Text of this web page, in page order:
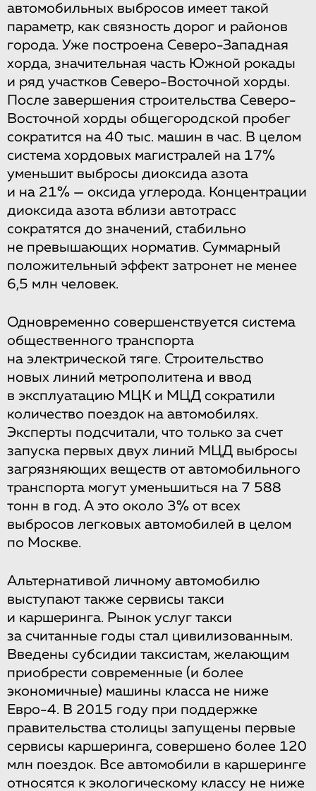
автомобильных выбросов имеет такой
параметр, как связность дорог и районов
города. Уже построена Северо-Западная
хорда, значительная часть Южной рокады
и ряд участков Северо-Восточной хорды.
После завершения строительства Северо-
Восточной хорды общегородской пробег
сократится на 40 тыс. машин в час. В целом
система хордовых магистралей на 17%
уменьшит выбросы диоксида азота
и на 21% — оксида углерода. Концентрации
диоксида азота вблизи автотрасс
сократятся до значений, стабильно
не превышающих норматив. Суммарный
положительный эффект затронет не менее
6,5 млн человек.
Одновременно совершенствуется система
общественного транспорта
на электрической тяге. Строительство
новых линий метрополитена и ввод
в эксплуатацию МЦК и МЦД сократили
количество поездок на автомобилях.
Эксперты подсчитали, что только за счет
запуска первых двух линий МЦД выбросы
загрязняющих веществ от автомобильного
транспорта могут уменьшиться на 7 588
тонн в год. А это около 3% от всех
выбросов легковых автомобилей в целом
по Москве.
Альтернативой личному автомобилю
выступают также сервисы такси
и каршеринга. Рынок услуг такси
за считанные годы стал цивилизованным.
Введены субсидии таксистам, желающим
приобрести современные (и более
экономичные) машины класса не ниже
Евро-4. В 2015 году при поддержке
правительства столицы запущены первые
сервисы каршеринга, совершено более 120
млн поездок. Все автомобили в каршеринге
относятся к экологическому классу не ниже